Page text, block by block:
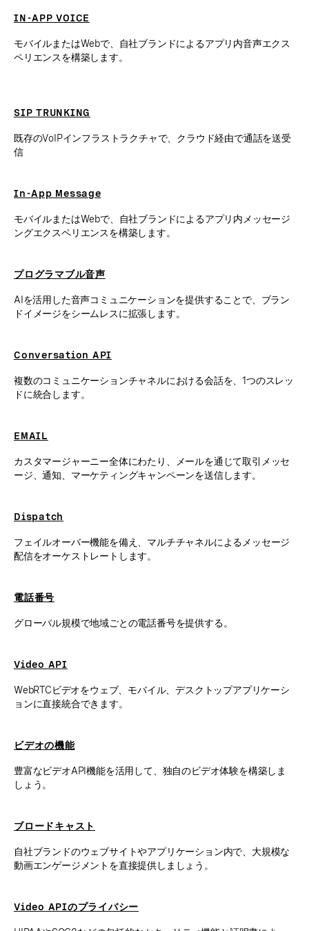
IN-APP VOICE
モバイルまたはWebで、自社ブランドによるアプリ内音声エクス
ペリエンスを構築します。
SIP TRUNKING
既存のVoIPインフラストラクチャで、クラウド経由で通話を送受
信
In-App Message
モバイルまたはWebで、自社ブランドによるアプリ内メッセージ
ングエクスペリエンスを構築します。
プログラマブル音声
AIを活用した音声コミュニケーションを提供することで、ブラン
ドイメージをシームレスに拡張します。
Conversation API
複数のコミュニケーションチャネルにおける会話を、1つのスレッ
ドに統合します。
EMAIL
カスタマージャーニー全体にわたり、メールを通じて取引メッセ
ージ、通知、マーケティングキャンペーンを送信します。
Dispatch
フェイルオーバー機能を備え、マルチチャネルによるメッセージ
配信をオーケストレートします。
電話番号
グローバル規模で地域ごとの電話番号を提供する。
Video API
WebRTCビデオをウェブ、モバイル、デスクトップアプリケーシ
ョンに直接統合できます。
ビデオの機能
豊富なビデオAPI機能を活用して、独自のビデオ体験を構築しま
しょう。
ブロードキャスト
自社ブランドのウェブサイトやアプリケーション内で、大規模な
動画エンゲージメントを直接提供しましょう。
Video APIのプライバシー